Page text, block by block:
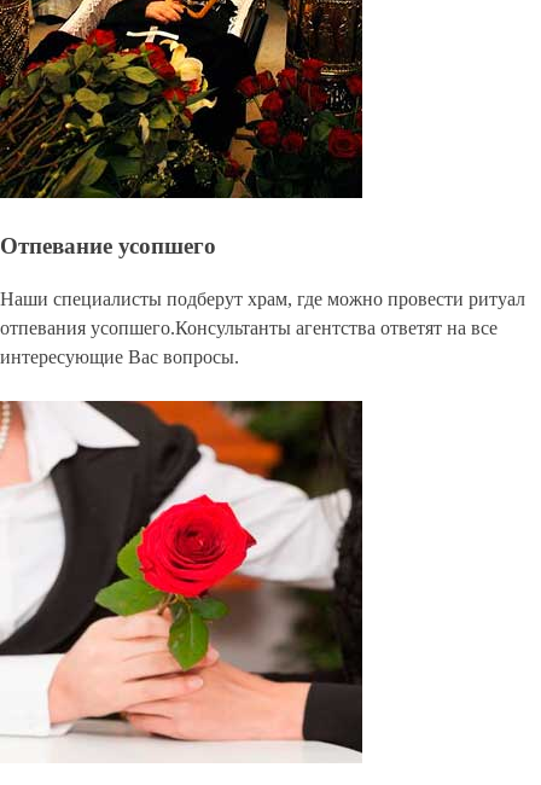
Отпевание усопшего
Наши специалисты подберут храм, где можно провести ритуал
отпевания усопшего.Консультанты агентства ответят на все
интересующие Вас вопросы.